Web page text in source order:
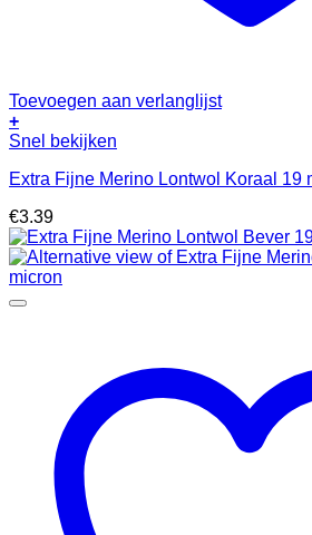
Toevoegen aan verlanglijst
+
Snel bekijken
Extra Fijne Merino Lontwol Koraal 19
€3.39